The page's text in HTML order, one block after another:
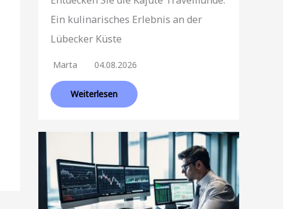
Ein kulinarisches Erlebnis an der
Lübecker Küste
Marta 04.08.2026
Weiterlesen